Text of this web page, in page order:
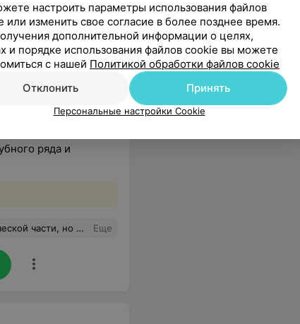
ряда и
ко второму этапу с полной уверенностью, что все будет хорошо! Спасибо админ Еще
настроить параметры использования файлов
или изменить свое согласие в более позднее время.
дополнительной информации о целях,
и порядке использования файлов cookie вы можете
с нашей Политикой обработки файлов cookie
Отклонить
Принять
Персональные настройки Cookie